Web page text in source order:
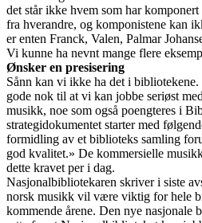
det står ikke hvem som har
fra hverandre, og komponistene kan
er enten Franck, Valen, Palmar
Vi kunne ha nevnt mange flere
Ønsker en presisering
Sånn kan vi ikke ha det i bibliotekene.
gode nok til at vi kan jobbe seriøst
musikk, noe som også poengteres i
strategidokumentet starter med
formidling av et biblioteks samling
god kvalitet.» De kommersielle
dette kravet per i dag.
Nasjonalbibliotekaren skriver i siste
norsk musikk vil være viktig for hele
kommende årene. Den nye nasjonale